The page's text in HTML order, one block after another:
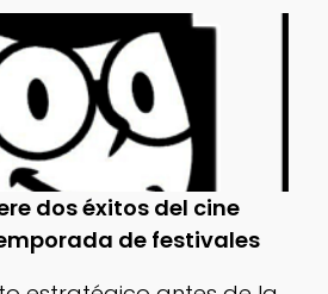
dos éxitos del cine
de festivales